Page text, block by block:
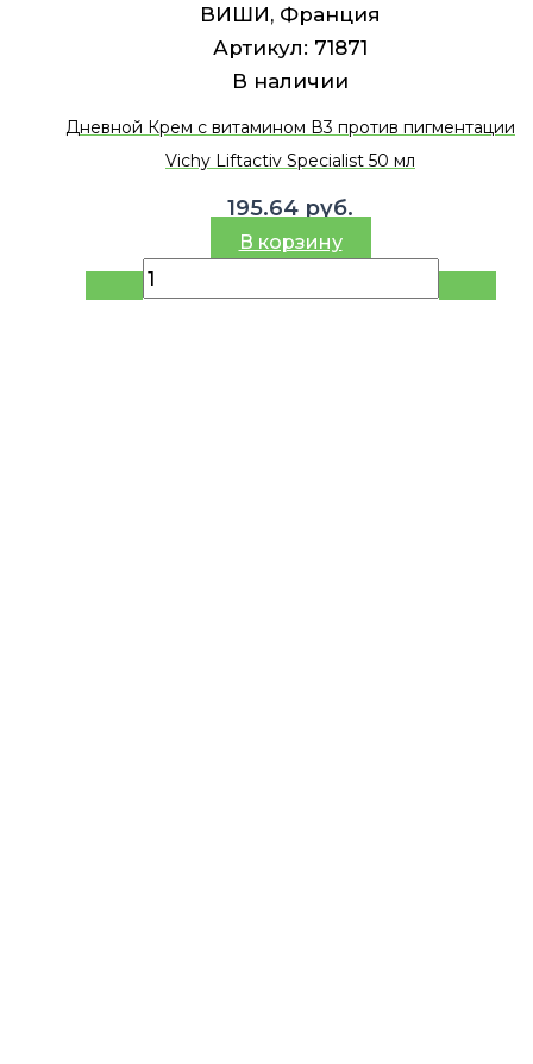
ВИШИ, Франция
Артикул: 71871
В наличии
Дневной Крем с витамином В3 против пигментации
Vichy Liftactiv Specialist 50 мл
195.64 руб.
В корзину